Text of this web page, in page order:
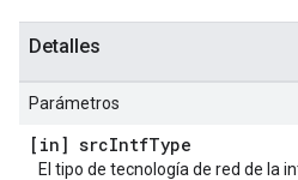
Detalles
Parámetros
[in] srcIntfType
El tipo de tecnología de red de la